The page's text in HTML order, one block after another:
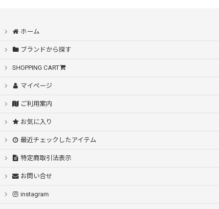
アウター
シャツ
スウェット・パーカー
ボトムス
ホーム
ブランドから探す
SHOPPING CART
マイページ
ご利用案内
お気に入り
最近チェックしたアイテム
特定商取引法表示
お問い合せ
instagram